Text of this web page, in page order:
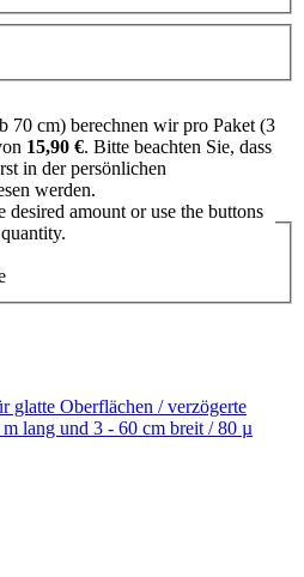
70 cm) berechnen wir pro Paket (3
15,90 €. Bitte beachten Sie, dass
in der persönlichen
werden.
amount or use the buttons
glatte Oberflächen / verzögerte
lang und 3 - 60 cm breit / 80 µ